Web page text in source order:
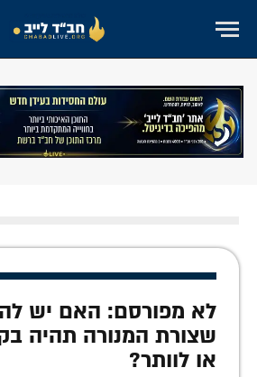
לא מפורסם: האם יש
שצורת המנורה תהיה
או לוותר?